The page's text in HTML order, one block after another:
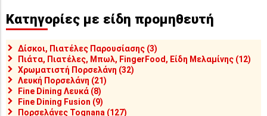
Κατηγορίες με είδη προμηθευτή
Δίσκοι, Πιατέλες Παρουσίασης (3)
Πιάτα, Πιατέλες, Μπωλ, FingerFood, Είδη Μελαμίνης (12)
Χρωματιστή Πορσελάνη (32)
Λευκή Πορσελάνη (21)
Fine Dining Λευκά (8)
Fine Dining Fusion (9)
Πορσελάνες Tognana (127)